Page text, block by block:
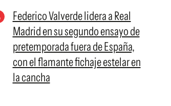
Federico Valverde lidera a Real
Madrid en su segundo ensayo de
pretemporada fuera de España,
con el flamante fichaje estelar en
la cancha